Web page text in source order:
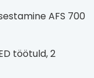
AFS 700
töötuld, 2